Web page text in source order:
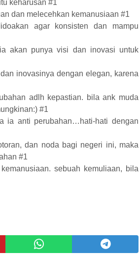
keharusan #1
dan melecehkan kemanusiaan #1
agar konsisten dan mampu
akan punya visi dan inovasi untuk
inovasinya dengan elegan, karena
adlh kepastian. bila ank muda
#1
ia anti perubahan…hati-hati dengan
dan noda bagi negeri ini, maka
#1
sebuah kemuliaan, bila